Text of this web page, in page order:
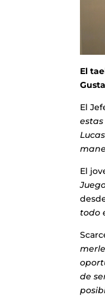
El
El
El
todo
de